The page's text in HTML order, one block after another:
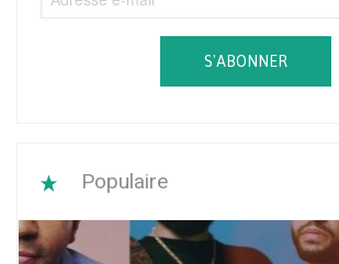
S'ABONNER
Populaire